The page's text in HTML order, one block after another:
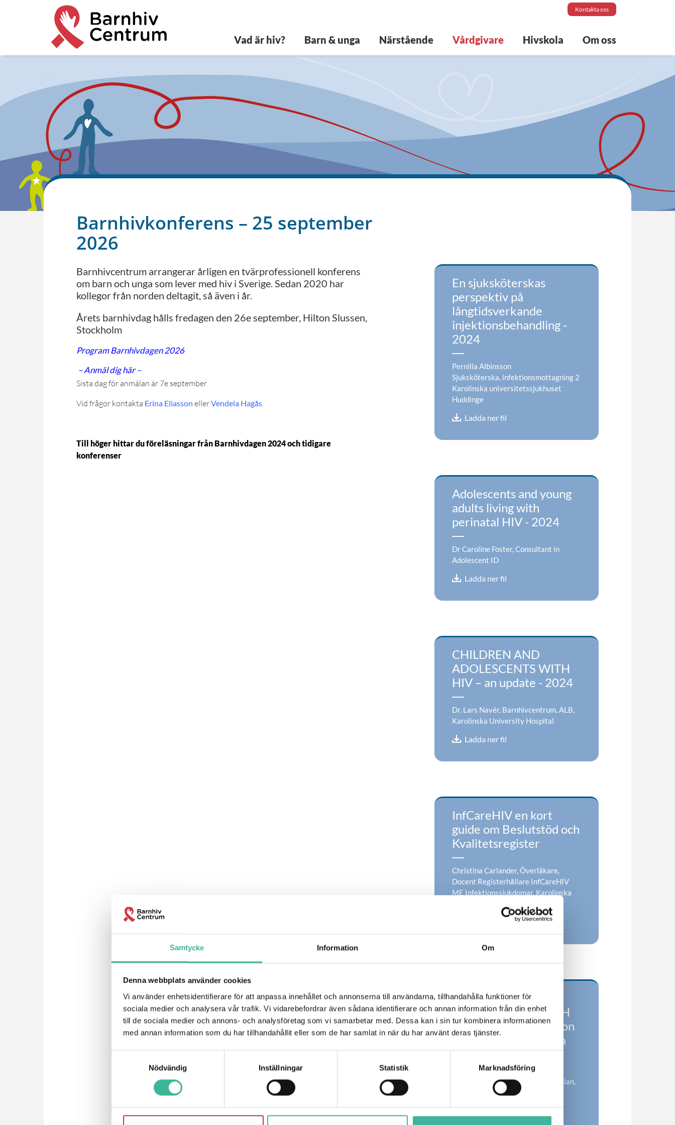
Samtycke Information Om
Denna webbplats använder cookies
Vi använder enhetsidentifierare för att anpassa innehållet och annonserna till användarna, tillhandahålla funktioner för
sociala medier och analysera vår trafik. Vi vidarebefordrar även sådana identifierare och annan information från din enhet
till de sociala medier och annons- och analysföretag som vi samarbetar med. Dessa kan i sin tur kombinera informationen
med annan information som du har tillhandahållit eller som de har samlat in när du har använt deras tjänster.
Nödvändig
Inställningar Statistik Marknadsföring
Kontakta oss
Vad är hiv? Barn & unga Närstående Vårdgivare Hivskola Om oss
En sjuksköterskas
perspektiv på
långtidsverkande
injektionsbehandling -
2024
Pernilla Albinsson
Sjuksköterska, infektionsmottagning 2
Karolinska universitetssjukhuset
Huddinge
Ladda ner fil
Adolescents and young
adults living with
perinatal HIV - 2024
Dr Caroline Foster, Consultant in
Adolescent ID
Ladda ner fil
CHILDREN AND
ADOLESCENTS WITH
HIV – an update - 2024
Dr. Lars Navér, Barnhivcentrum, ALB,
Karolinska University Hospital
Ladda ner fil
InfCareHIV en kort
guide om Beslutstöd och
Kvalitetsregister
Christina Carlander, Överläkare,
Docent Registerhållare InfCareHIV
ME Infektionssjukdomar, Karolinska
CHILDREN AND
ADOLESCENTS WITH
HIV – Current situation
in Sweden, globally - a
short update - 2023
Sandra Soeria-Atmadja Paediatrician,
Barnhivcentrum, ALB, Karolinska
Barnhivkonferens – 25 september
2026
Barnhivcentrum arrangerar årligen en tvärprofessionell konferens
om barn och unga som lever med hiv i Sverige. Sedan 2020 har
kollegor från norden deltagit, så även i år.
Årets barnhivdag hålls fredagen den 26e september, Hilton Slussen,
Stockholm
Program Barnhivdagen 2026
– Anmäl dig här –
Sista dag för anmälan är 7e september
Vid frågor kontakta Erina Eliasson ellerVendela Hagås
Till höger hittar du föreläsningar från Barnhivdagen 2024 och tidigare
konferenser